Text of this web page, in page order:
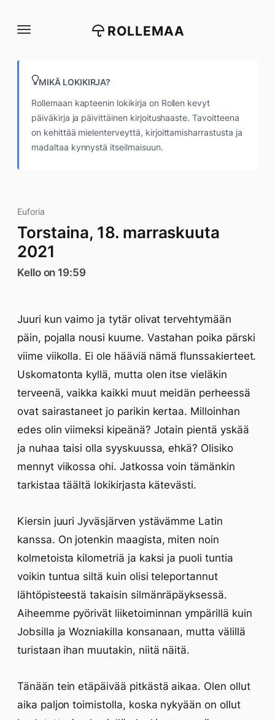
suoraan
ROLLEMAA
MIKÄ LOKIKIRJA?
Rollemaan kapteenin lokikirja on Rollen kevyt
päiväkirja ja päivittäinen kirjoitushaaste. Tavoitteena
on kehittää mielenterveyttä, kirjoittamisharrastusta ja
madaltaa kynnystä itseilmaisuun.
Euforia
Torstaina, 18. marraskuuta
2021
Kello on 19:59
Juuri kun vaimo ja tytär olivat tervehtymään
päin, pojalla nousi kuume. Vastahan poika pärski
viime viikolla. Ei ole hääviä nämä flunssakierteet.
Uskomatonta kyllä, mutta olen itse vieläkin
terveenä, vaikka kaikki muut meidän perheessä
ovat sairastaneet jo parikin kertaa. Milloinhan
edes olin viimeksi kipeänä? Jotain pientä yskää
ja nuhaa taisi olla syyskuussa, ehkä? Olisiko
mennyt viikossa ohi. Jatkossa voin tämänkin
tarkistaa täältä lokikirjasta kätevästi.
Kiersin juuri Jyväsjärven ystävämme Latin
kanssa. On jotenkin maagista, miten noin
kolmetoista kilometriä ja kaksi ja puoli tuntia
voikin tuntua siltä kuin olisi teleportannut
lähtöpisteestä takaisin silmänräpäyksessä.
Aiheemme pyörivät liiketoiminnan ympärillä kuin
Jobsilla ja Wozniakilla konsanaan, mutta välillä
turistaan ihan muutakin, niitä näitä.
Tänään tein etäpäivää pitkästä aikaa. Olen ollut
aika paljon toimistolla, koska nykyään on ollut